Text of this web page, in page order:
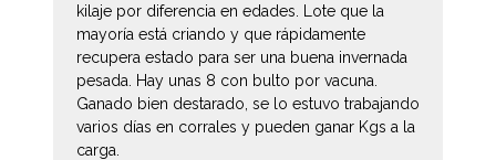
kilaje por diferencia en edades. Lote que la
mayoría está criando y que rápidamente
recupera estado para ser una buena invernada
pesada. Hay unas 8 con bulto por vacuna.
Ganado bien destarado, se lo estuvo trabajando
varios días en corrales y pueden ganar Kgs a la
carga.